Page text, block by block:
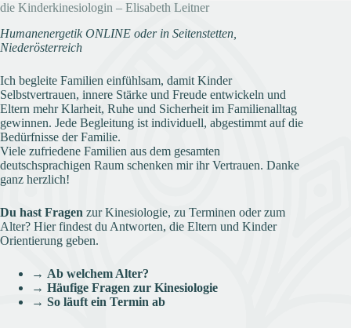
die Kinderkinesiologin – Elisabeth Leitner
Humanenergetik ONLINE oder in Seitenstetten,
Niederösterreich
Ich begleite Familien einfühlsam, damit Kinder
Selbstvertrauen, innere Stärke und Freude entwickeln und
Eltern mehr Klarheit, Ruhe und Sicherheit im Familienalltag
gewinnen. Jede Begleitung ist individuell, abgestimmt auf die
Bedürfnisse der Familie.
Viele zufriedene Familien aus dem gesamten
deutschsprachigen Raum schenken mir ihr Vertrauen. Danke
ganz herzlich!
Du hast Fragen zur Kinesiologie, zu Terminen oder zum
Alter? Hier findest du Antworten, die Eltern und Kinder
Orientierung geben.
→ Ab welchem Alter?
→ Häufige Fragen zur Kinesiologie
→ So läuft ein Termin ab